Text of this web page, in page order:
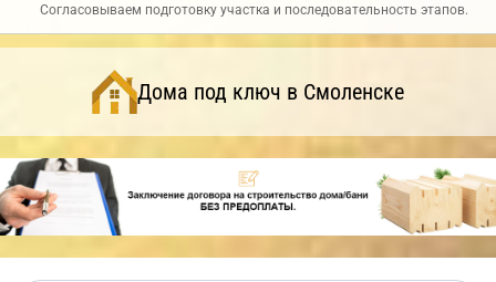
Согласовываем подготовку участка и последовательность этапов.
Дома под ключ в Смоленске